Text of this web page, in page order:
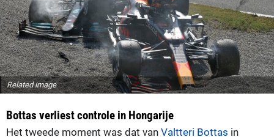
Related image
Bottas verliest controle in Hongarije
Het tweede moment was dat van Valtteri Bottas in